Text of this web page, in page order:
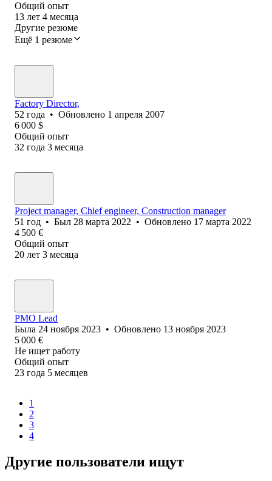
Общий опыт
13 лет 4 месяца
Другие резюме
Ещё 1 резюме
Factory Director,
52 года • Обновлено 1 апреля 2007
6 000 $
Общий опыт
32 года 3 месяца
Project manager, Chief engineer, Construction manager
51 год • Был 28 марта 2022 • Обновлено 17 марта 2022
4 500 €
Общий опыт
20 лет 3 месяца
PMO Lead
Была 24 ноября 2023 • Обновлено 13 ноября 2023
5 000 €
Не ищет работу
Общий опыт
23 года 5 месяцев
1
2
3
4
Другие пользователи ищут